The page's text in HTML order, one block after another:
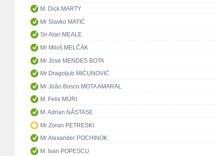
M. Dick MARTY
Mr Slavko MATIĆ
Sir Alan MEALE
Mr Miloš MELČÁK
Mr José MENDES BOTA
Mr Dragoljub MIĆUNOVIĆ
Mr João Bosco MOTA AMARAL
M. Felix MÜRI
M. Adrian NĂSTASE
Mr Zoran PETRESKI
Mr Alexander POCHINOK
M. Ivan POPESCU